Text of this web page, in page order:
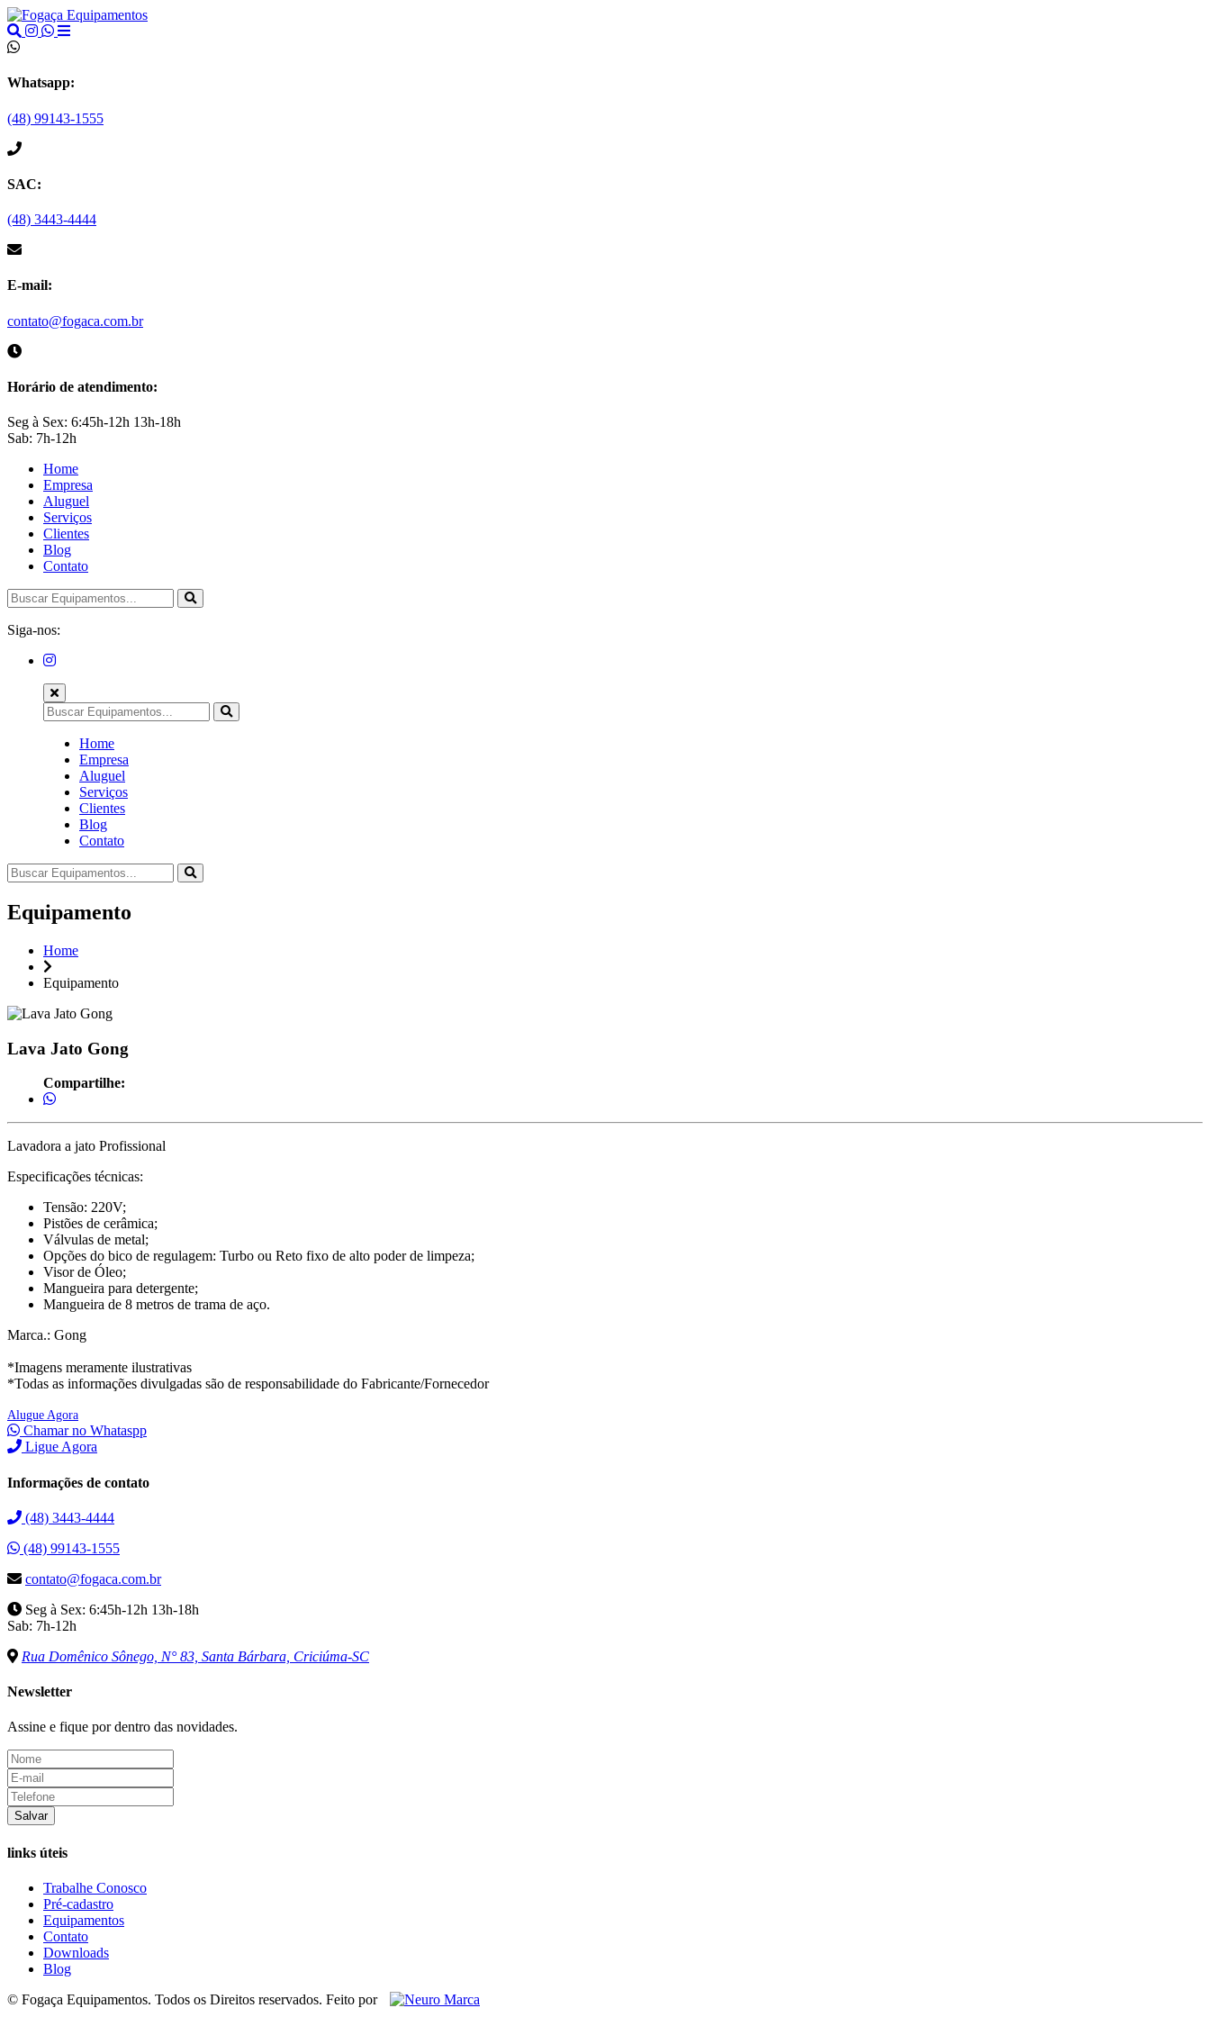
Whatsapp:
(48) 99143-1555
SAC:
(48) 3443-4444
E-mail:
contato@fogaca.com.br
Horário de atendimento:
Seg à Sex: 6:45h-12h 13h-18h
Sab: 7h-12h
Home
Empresa
Aluguel
Serviços
Clientes
Blog
Contato
Siga-nos:
Home
Empresa
Aluguel
Serviços
Clientes
Blog
Contato
Equipamento
Home
Equipamento
Lava Jato Gong
Compartilhe:
Lavadora a jato Profissional
Especificações técnicas:
Tensão: 220V;
Pistões de cerâmica;
Válvulas de metal;
Opções do bico de regulagem: Turbo ou Reto fixo de alto poder de limpeza;
Visor de Óleo;
Mangueira para detergente;
Mangueira de 8 metros de trama de aço.
Marca.: Gong
*Imagens meramente ilustrativas
*Todas as informações divulgadas são de responsabilidade do Fabricante/Fornecedor
Alugue Agora
Chamar no Whataspp
Ligue Agora
Informações de contato
(48) 3443-4444
(48) 99143-1555
contato@fogaca.com.br
Seg à Sex: 6:45h-12h 13h-18h
Sab: 7h-12h
Rua Domênico Sônego, N° 83, Santa Bárbara, Criciúma-SC
Newsletter
Assine e fique por dentro das novidades.
Salvar
links úteis
Trabalhe Conosco
Pré-cadastro
Equipamentos
Contato
Downloads
Blog
© Fogaça Equipamentos. Todos os Direitos reservados. Feito por